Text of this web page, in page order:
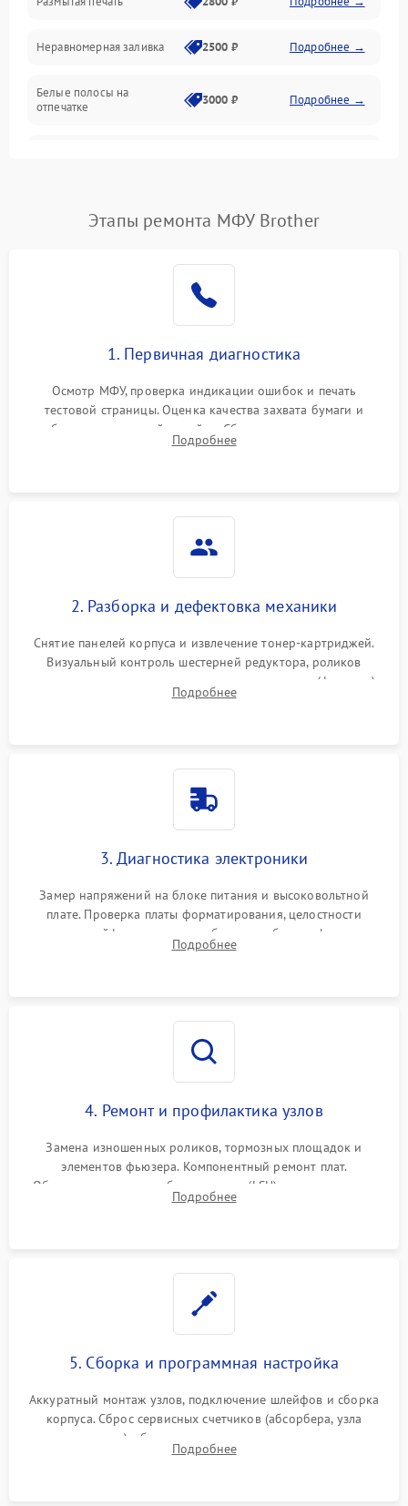
Подключение и интерфейсы
Дисплей и органы управления
Изображение
Неравномерная заливка 2500 ₽ Подробнее →
Белые полосы на
отпечатке
3000 ₽ Подробнее →
Этапы ремонта МФУ Brother
1. Первичная диагностика
Осмотр МФУ, проверка индикации ошибок и печать
тестовой страницы. Оценка качества захвата бумаги и
работы сканирующей линейки. Сбор данных о замятиях,
дефектах изображения или посторонних шумах при работе.
Подробнее
2. Разборка и дефектовка механики
Снятие панелей корпуса и извлечение тонер-картриджей.
Визуальный контроль шестерней редуктора, роликов
захвата, термопленки и прижимного вала в печи (фьюзере).
Проверка оптики сканера на загрязнения.
Подробнее
3. Диагностика электроники
Замер напряжений на блоке питания и высоковольтной
плате. Проверка платы форматирования, целостности
плоских шлейфов сканера и работоспособности флажков и
оптопар (датчиков прохождения бумаги).
Подробнее
4. Ремонт и профилактика узлов
Замена изношенных роликов, тормозных площадок и
элементов фьюзера. Компонентный ремонт плат.
Обязательная очистка блока лазера (LSU), зеркал и тракта
печати от просыпанного тонера и бумажной пыли.
Подробнее
5. Сборка и программная настройка
Аккуратный монтаж узлов, подключение шлейфов и сборка
корпуса. Сброс сервисных счетчиков (абсорбера, узла
закрепления), обновление прошивки и программная
калибровка цветопередачи и позиционирования сканера.
Подробнее